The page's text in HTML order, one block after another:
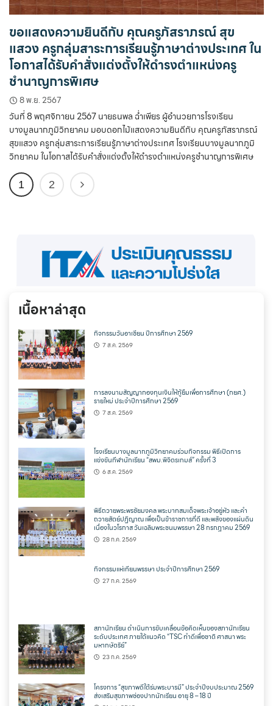
ขอแสดงความยินดีกับ คุณครูภัสราภรณ์ สุข
แสวง ครูกลุ่มสาระการเรียนรู้ภาษาต่างประเทศ ใน
โอกาสได้รับคำสั่งแต่งตั้งให้ดำรงตำแหน่งครู
ชำนาญการพิเศษ
8 พ.ย. 2567
วันที่ 8 พฤศจิกายน 2567 นายธนพล ฉ่ำเพียร ผู้อำนวยการโรงเรียน
บางมูลนากภูมิวิทยาคม มอบดอกไม้แสดงความยินดีกับ คุณครูภัสราภรณ์
สุขแสวง ครูกลุ่มสาระการเรียนรู้ภาษาต่างประเทศ โรงเรียนบางมูลนากภูมิ
วิทยาคม ในโอกาสได้รับคำสั่งแต่งตั้งให้ดำรงตำแหน่งครูชำนาญการพิเศษ
1 2
เนื้อหาล่าสุด
กิจกรรมวันอาเซียน ปีการศึกษา 2569
7 ส.ค. 2569
การลงนามสัญญากองทุนเงินให้กู้ยืมเพื่อการศึกษา (กยศ.)
รายใหม่ ประจำปีการศึกษา 2569
7 ส.ค. 2569
โรงเรียนบางมูลนากภูมิวิทยาคมร่วมกิจกรรม พิธีเปิดการ
แข่งขันกีฬานักเรียน “สพม.พิจิตรเกมส์” ครั้งที่ 3
6 ส.ค. 2569
พิธีถวายพระพรชัยมงคล พระบาทสมเด็จพระเจ้าอยู่หัว และคำ
ถวายสัตย์ปฏิญาณ เพื่อเป็นข้าราชการที่ดี และพลังของแผ่นดิน
เนื่องในวโรกาส วันเฉลิมพระชนมพรรษา 28 กรกฎาคม 2569
28 ก.ค. 2569
กิจกรรมแห่เทียนพรรษา ประจำปีการศึกษา 2569
27 ก.ค. 2569
สภานักเรียน ดำเนินการขับเคลื่อนข้อคิดเห็นของสภานักเรียน
ระดับประเทศ ภายใต้แนวคิด “TSC ทำดีเพื่อชาติ ศาสนา พระ
มหากษัตริย์”
23 ก.ค. 2569
โครงการ “สุขภาพดีใต้ร่มพระบารมี” ประจำปีงบประมาณ 2569
ส่งเสริมสุขภาพช่องปากนักเรียน อายุ 8 – 18 ปี